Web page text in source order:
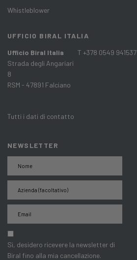
Whistleblower
UFFICIO BIRAL ITALIA
Ufficio Biral Italia
Strada degli Angariari
8
RSM - 47891 Falciano
Tutti i dati di contatto
T +378 0549 941537
NEWSLETTER
Sì, desidero ricevere la newsletter di
Biral fino alla mia cancellazione.